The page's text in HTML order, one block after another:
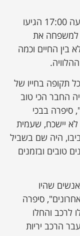
ביום למחרת (יום שלישי 10.10.23) בשעה 17:00 הגיעו
למשפחה את
בין החיים וכמה
תקופה בחייו של
החבר הכי טוב
סיפרה בבכי
לא יישכח, שעמית
היה שם בשביל
טובים ובזמנים
שהיו
סיפרה
לרכב והחלו
הרכב יריות